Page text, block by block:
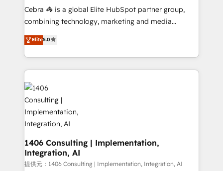
boost with a new HubSpot site Recognized leaders:
🏆 HubSpot Platform Migration Impact Award 🏆
Inbound Campaign of the Year 🏆 Gold AVA Digital
Award for Best Website 🌟 Accreditations: CRM
Cebra 🦓 is a global Elite HubSpot partner group,
combining technology, marketing and media
expertise across Latin America and Southern
Europe, with teams across 7 countries. Born in Chile,
we combine local insight with international reach to
help businesses grow through technology, creativity,
AI and strategy. For over 12 years, we’ve delivered
500+ HubSpot implementations, building end-to-
end solutions that integrate CRM, AI automation,
inbound and loop marketing, content, and digital
creativity. Our multicultural team works in Spanish,
Portuguese, and English to design scalable strategies
that drive measurable growth. 🌎 Highlights: • 10+
years as a HubSpot partner. • 2023 Impact Awards:
Elite5.0
1406 Consulting | Implementation,
Integration, AI
提供元：1406 Consulting | Implementation, Integration, AI